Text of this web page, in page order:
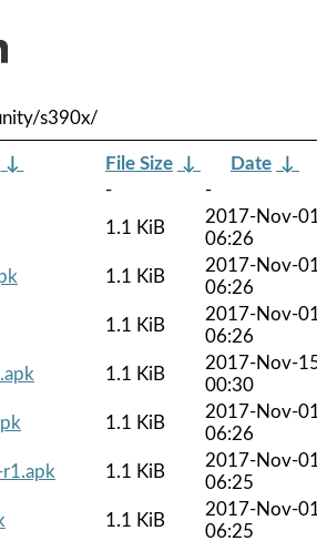
s390x/
↓ File Size ↓ Date ↓
-
-
1.1 KiB
2017-Nov-
06:26
1.1 KiB
2017-Nov-
06:26
1.1 KiB
2017-Nov-
06:26
1.1 KiB
2017-Nov-
00:30
1.1 KiB
2017-Nov-
06:26
1.1 KiB
2017-Nov-
06:25
1.1 KiB
2017-Nov-
06:25